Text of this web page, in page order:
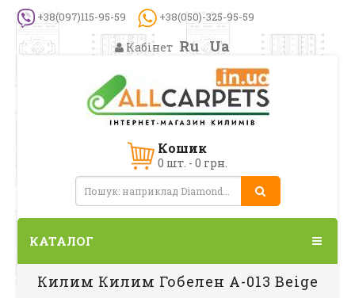
+38(097)115-95-59 +38(050)-325-95-59
Кабінет Ru Ua
Кошик
0 шт. - 0 грн.
КАТАЛОГ
Килим Килим Гобелен A-013 Beige